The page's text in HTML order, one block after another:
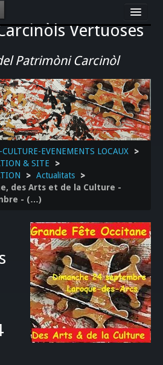
Vertuoses
Patrimòni Carcinòl
& LEUR CULTURE
EVENEMENTS LOCAUX
>>
EVENEMENTS LOCAUX
>
& SITE
>
> Actualitats
>
des Arts et de la Culture -
- (…)